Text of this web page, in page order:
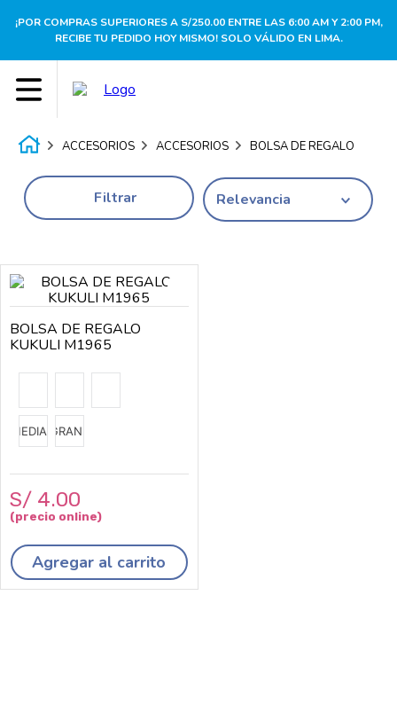
¡POR COMPRAS SUPERIORES A S/250.00 ENTRE LAS 6:00 AM Y 2:00 PM,
RECIBE TU PEDIDO HOY MISMO! SOLO VÁLIDO EN LIMA.
Relevancia
Filtrar
ACCESORIOS ACCESORIOS BOLSA DE REGALO
MEDIANAGRANDE
BOLSA DE REGALO
KUKULI M1965
S/ 4.00
Agregar al carrito